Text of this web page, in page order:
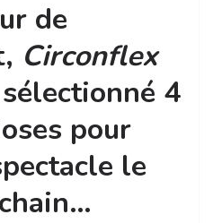
de
Circonflex
4
pour
le